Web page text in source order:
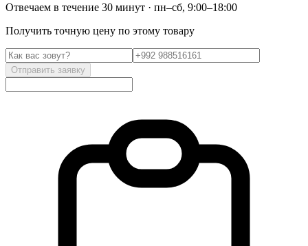
Отвечаем в течение 30 минут · пн–сб, 9:00–18:00
Получить точную цену по этому товару
Отправить заявку